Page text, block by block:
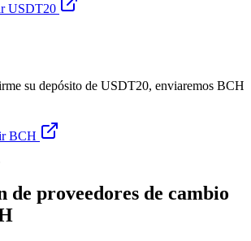
USDT20
su depósito de USDT20, enviaremos BCH
BCH
de proveedores de cambio